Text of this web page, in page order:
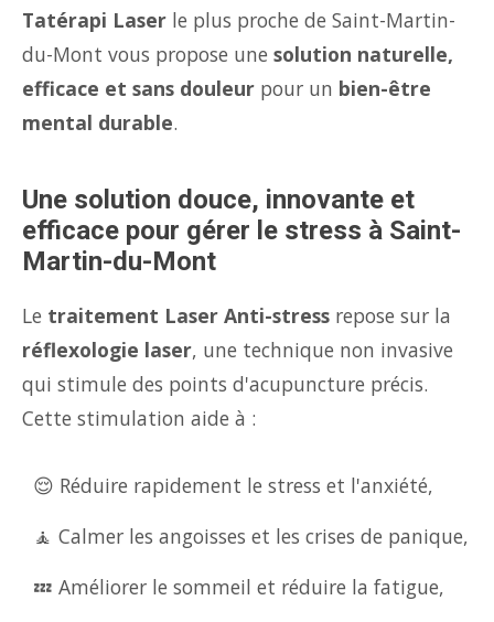
Tatérapi Laser le plus proche de Saint-Martin-
du-Mont vous propose une solution naturelle,
efficace et sans douleur pour un bien-être
mental durable.
Une solution douce, innovante et
efficace pour gérer le stress à Saint-
Martin-du-Mont
Le traitement Laser Anti-stress repose sur la
réflexologie laser, une technique non invasive
qui stimule des points d'acupuncture précis.
Cette stimulation aide à :
😌 Réduire rapidement le stress et l'anxiété,
🧘 Calmer les angoisses et les crises de panique,
💤 Améliorer le sommeil et réduire la fatigue,